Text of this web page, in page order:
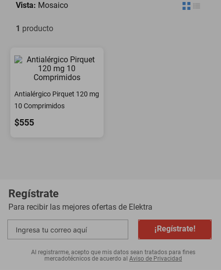
Vista: Mosaico
1 producto
Antialérgico Pirquet 120 mg
10 Comprimidos
$555
Regístrate
Para recibir las mejores ofertas de Elektra
¡Regístrate!
Al registrarme, acepto que mis datos sean tratados para fines
mercadotécnicos de acuerdo al Aviso de Privacidad